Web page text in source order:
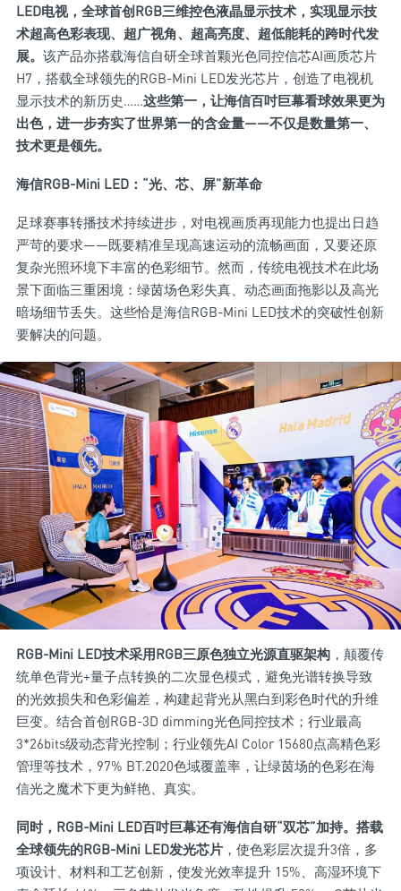
LED电视，全球首创RGB三维控色液晶显示技术，实现显示技
术超高色彩表现、超广视角、超高亮度、超低能耗的跨时代发
展。 该产品亦搭载海信自研全球首颗光色同控信芯AI画质芯片
H7，搭载全球领先的RGB-Mini LED发光芯片，创造了电视机
显示技术的新历史……这些第一，让海信百吋巨幕看球效果更为
出色，进一步夯实了世界第一的含金量——不仅是数量第一、
技术更是领先。
海信RGB-Mini LED：“光、芯、屏”新革命
足球赛事转播技术持续进步，对电视画质再现能力也提出日趋
严苛的要求——既要精准呈现高速运动的流畅画面，又要还原
复杂光照环境下丰富的色彩细节。然而，传统电视技术在此场
景下面临三重困境：绿茵场色彩失真、动态画面拖影以及高光
暗场细节丢失。这些恰是海信RGB-Mini LED技术的突破性创新
要解决的问题。
RGB-Mini LED技术采用RGB三原色独立光源直驱架构 ，颠覆传
统单色背光+量子点转换的二次显色模式，避免光谱转换导致
的光效损失和色彩偏差，构建起背光从黑白到彩色时代的升维
巨变。结合首创RGB-3D dimming光色同控技术；行业最高
3*26bits级动态背光控制；行业领先AI Color 15680点高精色彩
管理等技术，97% BT.2020色域覆盖率，让绿茵场的色彩在海
信光之魔术下更为鲜艳、真实。
同时，RGB-Mini LED百吋巨幕还有海信自研“双芯”加持。搭载
全球领先的RGB-Mini LED发光芯片 ，使色彩层次提升3倍，多
项设计、材料和工艺创新，使发光效率提升 15%、高湿环境下